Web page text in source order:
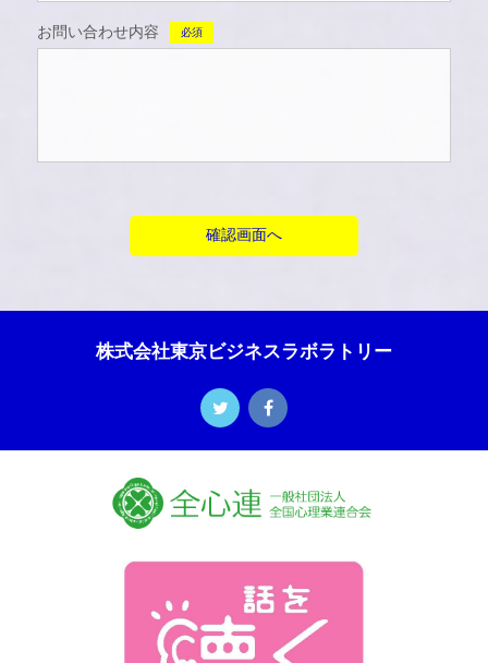
お問い合わせ内容 必須
株式会社東京ビジネスラボラトリー